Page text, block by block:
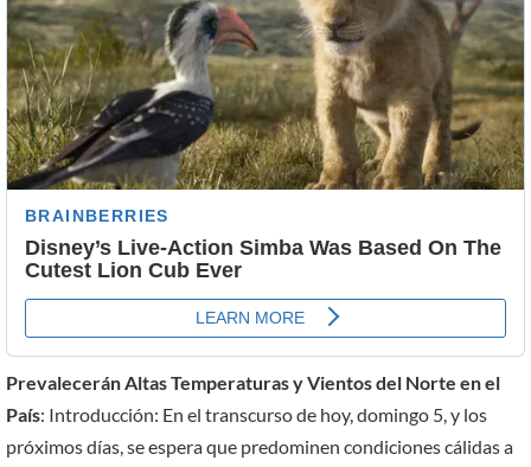
Prevalecerán Altas Temperaturas y Vientos del Norte en el
País: Introducción: En el transcurso de hoy, domingo 5, y los
próximos días, se espera que predominen condiciones cálidas a